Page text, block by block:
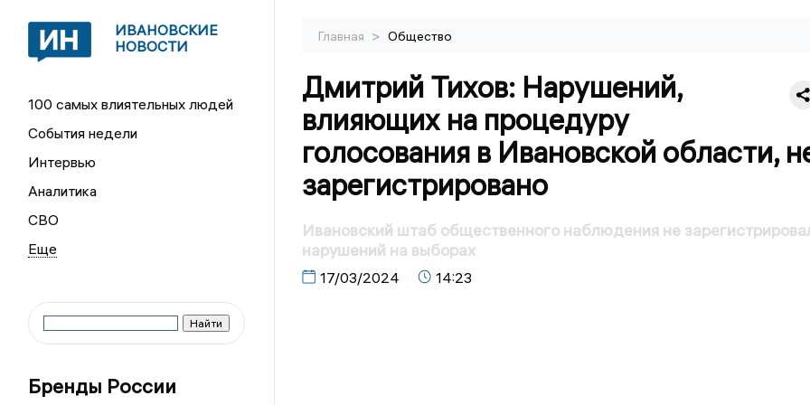
ИВАНОВСКИЕ
НОВОСТИ
100 самых влиятельных людей
События недели
Интервью
Аналитика
СВО
Бренды России
Главная > Общество
Дмитрий Тихов: Нарушений,
влияющих на процедуру
голосования в Ивановской области,
зарегистрировано
Ивановский штаб общественного наблюдения не
нарушений на выборах
17/03/2024 14:23